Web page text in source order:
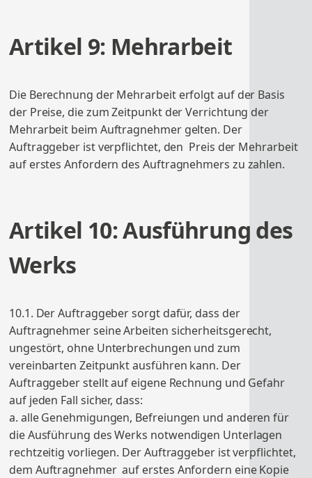
Artikel 9: Mehrarbeit
Die Berechnung der Mehrarbeit erfolgt auf der Basis
der Preise, die zum Zeitpunkt der Verrichtung der
Mehrarbeit beim Auftragnehmer gelten. Der
Auftraggeber ist verpflichtet, den Preis der Mehrarbeit
auf erstes Anfordern des Auftragnehmers zu zahlen.
Artikel 10: Ausführung des
Werks
10.1. Der Auftraggeber sorgt dafür, dass der
Auftragnehmer seine Arbeiten sicherheitsgerecht,
ungestört, ohne Unterbrechungen und zum
vereinbarten Zeitpunkt ausführen kann. Der
Auftraggeber stellt auf eigene Rechnung und Gefahr
auf jeden Fall sicher, dass:
a. alle Genehmigungen, Befreiungen und anderen für
die Ausführung des Werks notwendigen Unterlagen
rechtzeitig vorliegen. Der Auftraggeber ist verpflichtet,
dem Auftragnehmer auf erstes Anfordern eine Kopie